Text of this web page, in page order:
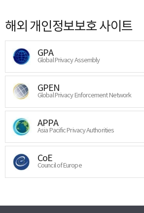
해외 개인정보보호 사이트
GPA
Global Privacy Assembly
GPEN
Global Privacy Enforcement Network
APPA
Asia Pacific Privacy Authorities
CoE
Council of Europe